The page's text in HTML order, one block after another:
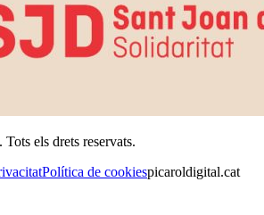
Tots els drets reservats.
Política de cookiespicaroldigital.cat